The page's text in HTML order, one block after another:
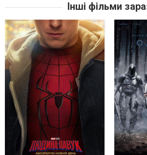
Інші фільми